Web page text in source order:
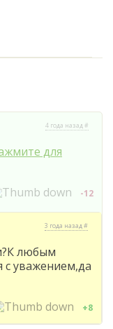
4 года назад #
для
-12
3 года назад #
любым
с уважением,да
+8